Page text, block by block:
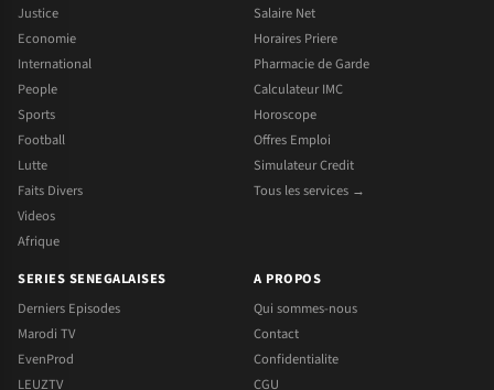
Justice
Economie
International
People
Sports
Football
Lutte
Faits Divers
Videos
Afrique
Salaire Net
Horaires Priere
Pharmacie de Garde
Calculateur IMC
Horoscope
Offres Emploi
Simulateur Credit
Tous les services →
SERIES SENEGALAISES
Derniers Episodes
Marodi TV
EvenProd
LEUZTV
A PROPOS
Qui sommes-nous
Contact
Confidentialite
CGU